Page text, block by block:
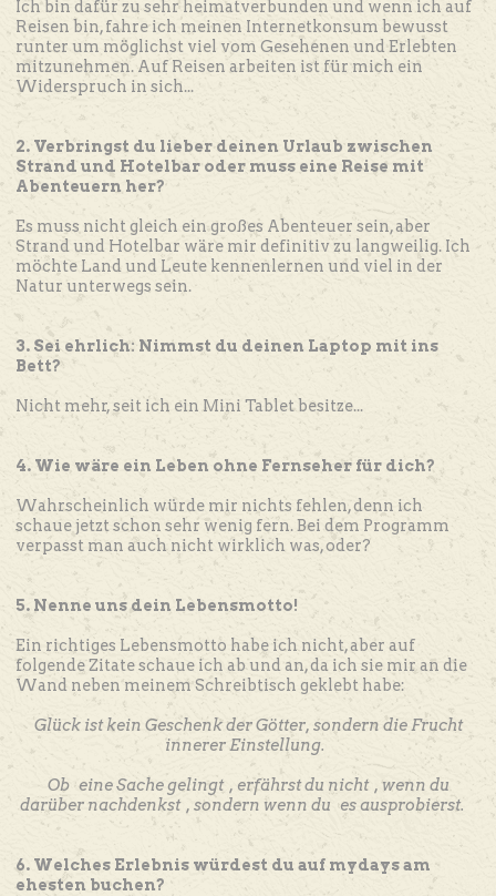
Ich bin dafür zu sehr heimatverbunden und wenn ich auf
Reisen bin, fahre ich meinen Internetkonsum bewusst
runter um möglichst viel vom Gesehenen und Erlebten
mitzunehmen. Auf Reisen arbeiten ist für mich ein
Widerspruch in sich...
2. Verbringst du lieber deinen Urlaub zwischen
Strand und Hotelbar oder muss eine Reise mit
Abenteuern her?
Es muss nicht gleich ein großes Abenteuer sein, aber
Strand und Hotelbar wäre mir definitiv zu langweilig. Ich
möchte Land und Leute kennenlernen und viel in der
Natur unterwegs sein.
3. Sei ehrlich: Nimmst du deinen Laptop mit ins
Bett?
Nicht mehr, seit ich ein Mini Tablet besitze...
4. Wie wäre ein Leben ohne Fernseher für dich?
Wahrscheinlich würde mir nichts fehlen, denn ich
schaue jetzt schon sehr wenig fern. Bei dem Programm
verpasst man auch nicht wirklich was, oder?
5. Nenne uns dein Lebensmotto!
Ein richtiges Lebensmotto habe ich nicht, aber auf
folgende Zitate schaue ich ab und an, da ich sie mir an die
Wand neben meinem Schreibtisch geklebt habe:
Glück ist kein Geschenk der Götter, sondern die Frucht
innerer Einstellung.
Ob eineSache gelingt , erfährst du nicht , wenn du
darüber nachdenkst , sondern wenn du esausprobierst.
6. Welches Erlebnis würdest du auf mydays am
ehesten buchen?